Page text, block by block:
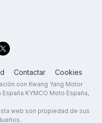
Contactar Cookies
con Kwang Yang Motor
KYMCO Moto España,
web son propiedad de sus